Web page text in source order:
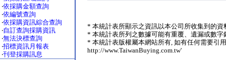
‧依採購金額查詢
‧依編號查詢
‧依採購資訊綜合查詢
‧自訂查詢採購資訊
‧無法決標查詢
‧招標資訊月報表
‧刊登採購訊息
* 本統計表所顯示之資訊以本公司所收集到的
* 本統計表所列之數據可能有重覆、遺漏或數
* 本統計表版權屬本網站所有, 如有任何需要引
http://www.TaiwanBuying.com.tw'